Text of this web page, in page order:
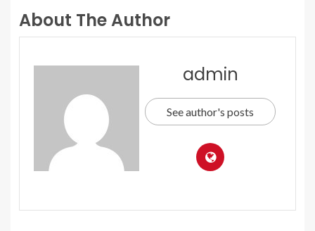
About The Author
admin
See author's posts